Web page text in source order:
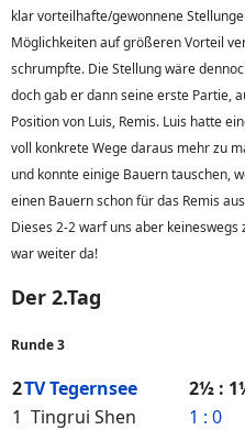
klar vorteilhafte/gewonnene
Möglichkeiten auf größeren Vorteil
schrumpfte. Die Stellung wäre
doch gab er dann seine erste Partie,
Position von Luis, Remis. Luis hatte
voll konkrete Wege daraus mehr zu
und konnte einige Bauern tauschen,
einen Bauern schon für das Remis
Dieses 2-2 warf uns aber
war weiter da!
Der 2.Tag
Runde 3
2TV Tegernsee 2½ :
1 Tingrui Shen 1 : 0